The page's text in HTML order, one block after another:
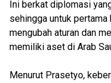
Ini berkat diplomasi
sehingga untuk
mengubah aturan dan
memiliki aset di Arab
Menurut Prasetyo,